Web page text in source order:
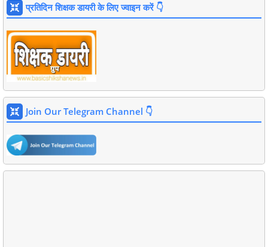
प्रतिदिन शिक्षक डायरी के लिए ज्वाइन करें 👇
Join Our Telegram Channel 👇